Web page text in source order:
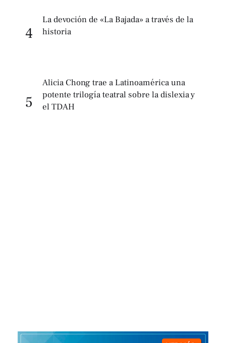
4
La devoción de «La Bajada» a través de la
historia
5
Alicia Chong trae a Latinoamérica una
potente trilogía teatral sobre la dislexia y
el TDAH